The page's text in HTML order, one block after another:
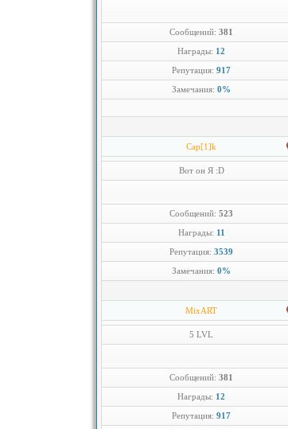
Сообщений: 381
Награды: 12
Репутация: 917
Замечания: 0%
Cap[1]k
Вот он Я :D
Сообщений: 523
Награды: 11
Репутация: 3539
Замечания: 0%
MixART
5 LVL
Сообщений: 381
Награды: 12
Репутация: 917